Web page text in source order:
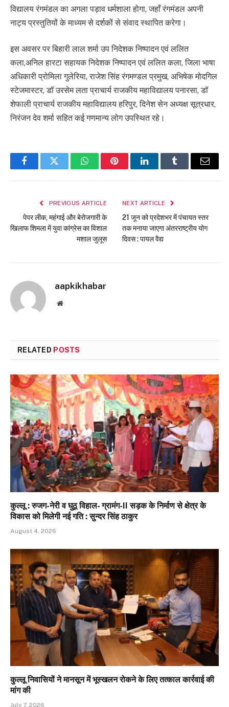
विद्यालय रंगमंडल का अगला पड़ाव धर्मशाला होगा, जहाँ रंगमंडल अपनी
नाट्य प्रस्तुतियों के माध्यम से दर्शकों से संवाद स्थापित करेगा।
इस अवसर पर बिहारी लाल शर्मा उप निदेशक निष्पादन एवं ललित
कला,अनिल हारटा सहायक निदेशक निष्पादन एवं ललित कला, जिला भाषा
अधिकारी प्रोमिला गुलेरिया, राजेश सिंह रंगमण्डल प्रमुख, अभिषेक मोदगिल
स्टेजमास्टर, डॉ उरसेम लता प्राचार्य राजकीय महाविद्यालय पनारसा, डॉ
शेफाली प्राचार्य राजकीय महाविद्यालय हरिपुर, दिनेश सेन अध्यक्ष सूत्रधार,
निरंजन देव शर्मा सहित कई गणमान्य लोग उपस्थित रहे।
FacebookTwitter WhatsAppPinterestLinkedInTumblr Email
PREVIOUS ARTICLE
पेपर लीक, महंगाई और बेरोजगारी के
खिलाफ शिमला में युवा कांग्रेस का विशाल
मशाल जुलूस
NEXT ARTICLE
21 जून को प्रदेशभर में पंचायत स्तर
तक मनाया जाएगा अंतरराष्ट्रीय योग
दिवस : पायल वैद्य
aapkikhabar
Website
RELATED POSTS
कुल्लू : रुजग-नेरी व घुठू विहाल- ग्रामंग-II सड़क के निर्माण से क्षेत्र के
विकास को मिलेगी नई गति : सुन्दर सिंह ठाकुर
August 4, 2026
कुल्लू निवासियों ने मानसून में भूस्खलन रोकने के लिए तत्काल कार्रवाई की
मांग की
July 7, 2026